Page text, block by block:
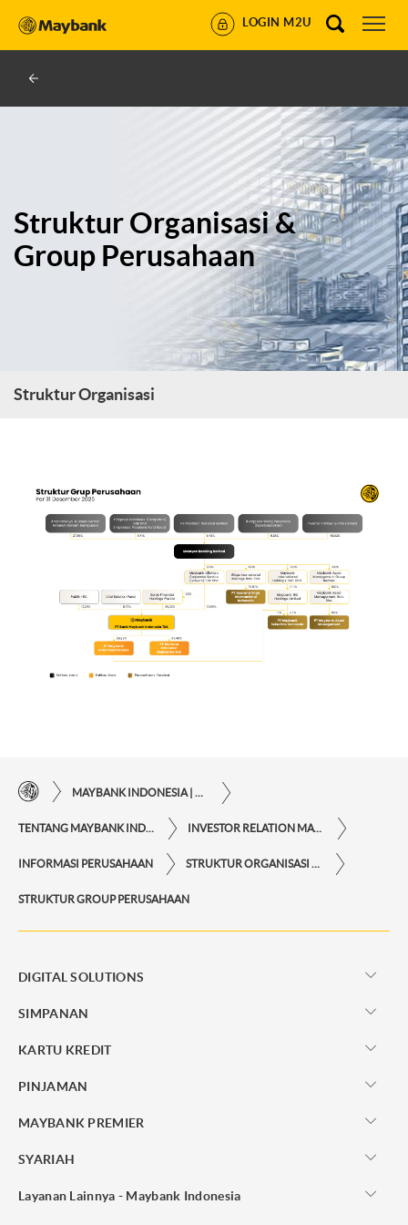
LOGIN M2U
Struktur Organisasi &
Group Perusahaan
Struktur Organisasi
MAYBANK INDONESIA | KEMUDAHAN TRANSAKSI FINANSIAL DI UJUNG JARI ANDA
TENTANG MAYBANK INDONESIA INVESTOR RELATION MAYBANK INDONESIA
INFORMASI PERUSAHAAN STRUKTUR ORGANISASI & GROUP PERUSAHAAN
STRUKTUR GROUP PERUSAHAAN
DIGITAL SOLUTIONS
SIMPANAN
KARTU KREDIT
PINJAMAN
MAYBANK PREMIER
SYARIAH
Layanan Lainnya - Maybank Indonesia